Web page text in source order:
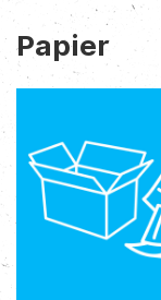
Papier